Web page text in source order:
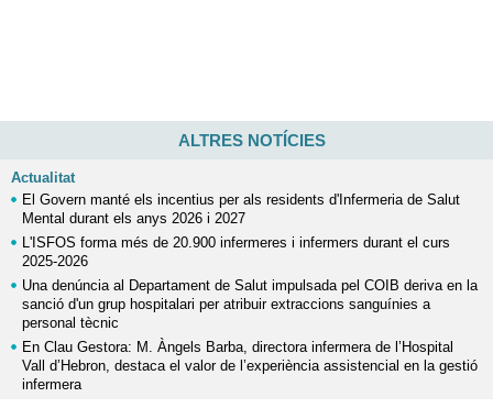
ALTRES NOTÍCIES
Actualitat
El Govern manté els incentius per als residents d'Infermeria de Salut
Mental durant els anys 2026 i 2027
L'ISFOS forma més de 20.900 infermeres i infermers durant el curs
2025-2026
Una denúncia al Departament de Salut impulsada pel COIB deriva en la
sanció d'un grup hospitalari per atribuir extraccions sanguínies a
personal tècnic
En Clau Gestora: M. Àngels Barba, directora infermera de l’Hospital
Vall d’Hebron, destaca el valor de l’experiència assistencial en la gestió
infermera